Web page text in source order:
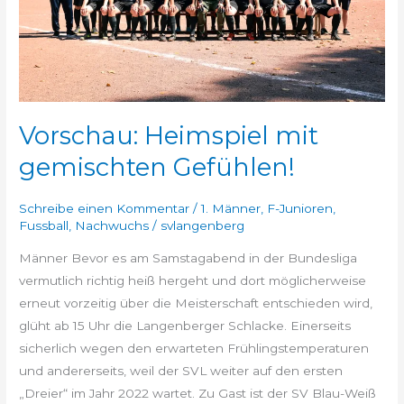
Vorschau: Heimspiel mit
gemischten Gefühlen!
Schreibe einen Kommentar /1. Männer, F-Junioren,
Fussball, Nachwuchs / svlangenberg
Männer Bevor es am Samstagabend in der Bundesliga
vermutlich richtig heiß hergeht und dort möglicherweise
erneut vorzeitig über die Meisterschaft entschieden wird,
glüht ab 15 Uhr die Langenberger Schlacke. Einerseits
sicherlich wegen den erwarteten Frühlingstemperaturen
und andererseits, weil der SVL weiter auf den ersten
„Dreier“ im Jahr 2022 wartet. Zu Gast ist der SV Blau-Weiß